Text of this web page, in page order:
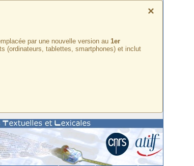
×
par une nouvelle version au 1er
(ordinateurs, tablettes, smartphones) et inclut